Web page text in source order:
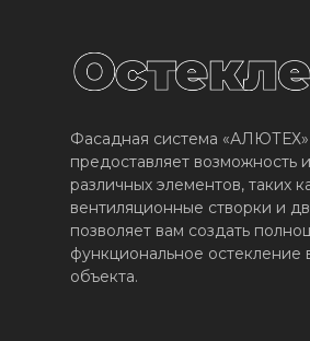
Фасадная система «АЛЮТЕХ»
предоставляет возможность
различных элементов, таких
вентиляционные створки и
позволяет вам создать
функциональное остекление
объекта.